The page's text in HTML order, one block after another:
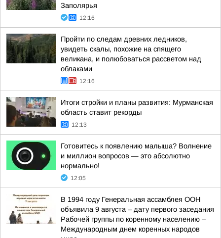
Заполярья
12:16
Пройти по следам древних ледников,
увидеть скалы, похожие на спящего
великана, и полюбоваться рассветом над
облаками
12:16
Итоги стройки и планы развития: Мурманская
область ставит рекорды
12:13
Готовитесь к появлению малыша? Волнение
и миллион вопросов — это абсолютно
нормально!
12:05
В 1994 году Генеральная ассамблея ООН
объявила 9 августа – дату первого заседания
Рабочей группы по коренному населению –
Международным днем коренных народов